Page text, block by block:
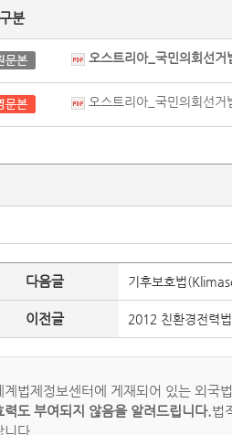
구분
오스트리아_국민의회선
오스트리아_국민의회선
다음글 기후보호법
이전글 2012 친환경전력
계법제정보센터에 게재되어 있는 외국
력도 부여되지 않음을 알려드립니다.법
니다.